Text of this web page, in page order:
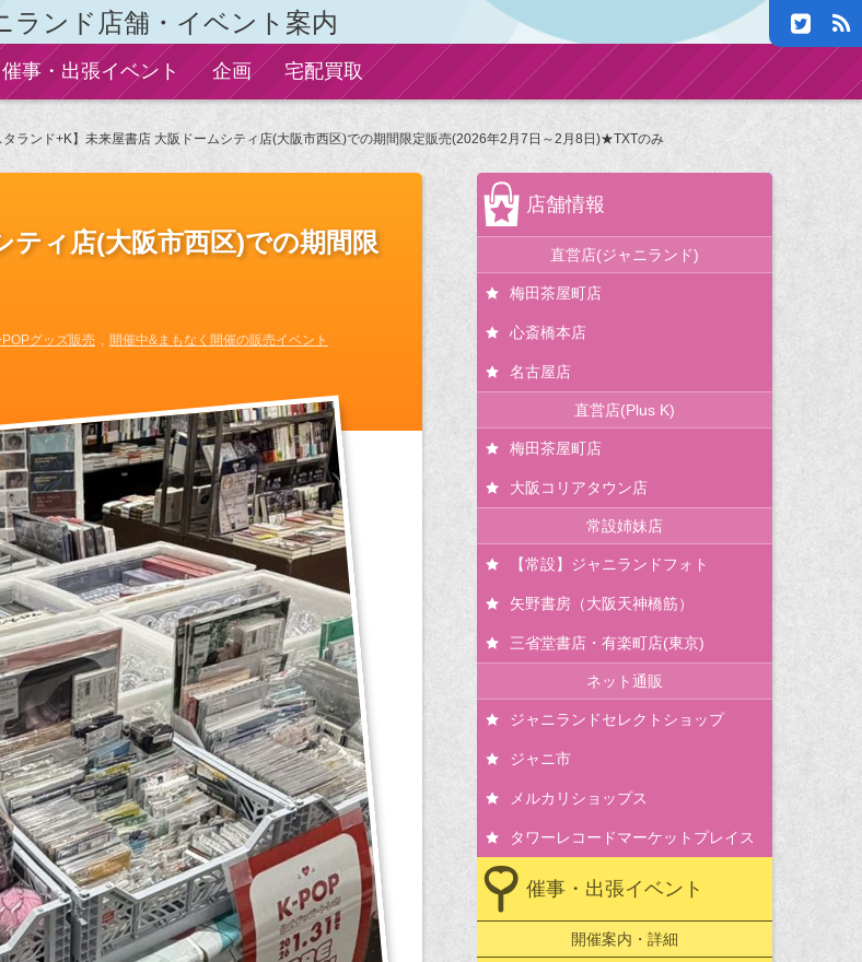
催事・出張イベント 企画 宅配買取
タランド+K】未来屋書店 大阪ドームシティ店(大阪市西区)での期間限定販売(2026年2月7日～2月8日)★TXTのみ
ティ店(大阪市西区)での期間限
POPグッズ販売
開催中&まもなく開催の販売イベント
店舗情報
直営店(ジャニランド)
梅田茶屋町店
心斎橋本店
名古屋店
直営店(Plus K)
梅田茶屋町店
大阪コリアタウン店
常設姉妹店
【常設】ジャニランドフォト
矢野書房（大阪天神橋筋）
三省堂書店・有楽町店(東京)
ネット通販
ジャニランドセレクトショップ
ジャニ市
メルカリショップス
タワーレコードマーケットプレイス
催事・出張イベント
開催案内・詳細